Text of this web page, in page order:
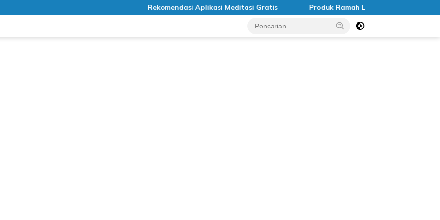
Rekomendasi Aplikasi Meditasi Gratis Produk Ramah Lingkungan di Indonesia